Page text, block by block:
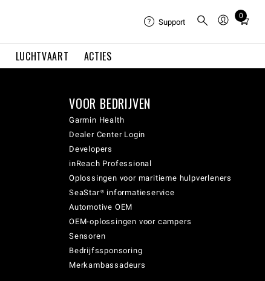
LUCHTVAART ACTIES
Support
0
Total
cart:
VOOR BEDRIJVEN
Garmin Health
Dealer Center Login
Developers
inReach Professional
Oplossingen voor maritieme hulpverleners
SeaStar® informatieservice
Automotive OEM
OEM-oplossingen voor campers
Sensoren
Bedrijfssponsoring
Merkambassadeurs